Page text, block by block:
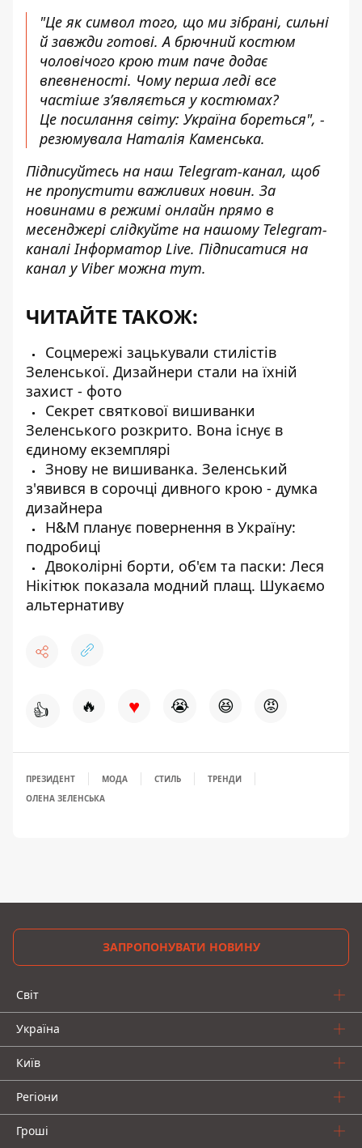
"Це як символ того, що ми зібрані, сильні
й завжди готові. А брючний костюм
чоловічого крою тим паче додає
впевненості. Чому перша леді все
частіше з’являється у костюмах?
Це посилання світу: Україна бореться", -
резюмувала Наталія Каменська.
Підписуйтесь на наш Telegram-канал, щоб
не пропустити важливих новин. За
новинами в режимі онлайн прямо в
месенджері слідкуйте на нашому Telegram-
каналі Інформатор Live. Підписатися на
канал у Viber можна тут.
ЧИТАЙТЕ ТАКОЖ:
Соцмережі зацькували стилістів
Зеленської. Дизайнери стали на їхній
захист - фото
Секрет святкової вишиванки
Зеленського розкрито. Вона існує в
єдиному екземплярі
Знову не вишиванка. Зеленський
з'явився в сорочці дивного крою - думка
дизайнера
H&M планує повернення в Україну:
подробиці
Двоколірні борти, об'єм та паски: Леся
Нікітюк показала модний плащ. Шукаємо
альтернативу
👍 🔥 ♥ 😭 😆 😡
ПРЕЗИДЕНТ МОДА СТИЛЬ
ТРЕНДИ
ОЛЕНА ЗЕЛЕНСЬКА
ЗАПРОПОНУВАТИ НОВИНУ
Світ
Україна
Київ
Регіони
Гроші